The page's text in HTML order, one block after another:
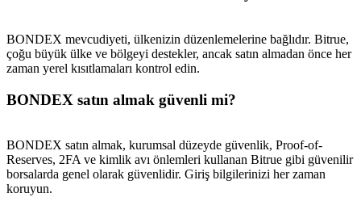
BONDEX mevcudiyeti, ülkenizin düzenlemelerine bağlıdır. Bitrue,
çoğu büyük ülke ve bölgeyi destekler, ancak satın almadan önce her
zaman yerel kısıtlamaları kontrol edin.
BONDEX satın almak güvenli mi?
BONDEX satın almak, kurumsal düzeyde güvenlik, Proof-of-
Reserves, 2FA ve kimlik avı önlemleri kullanan Bitrue gibi güvenilir
borsalarda genel olarak güvenlidir. Giriş bilgilerinizi her zaman
koruyun.